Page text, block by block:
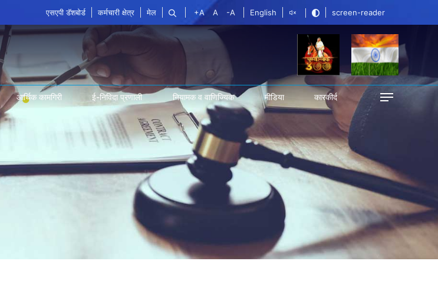
एसएपी डॅशबोर्ड कर्मचारी क्षेत्र मेल +A A -A English screen-reader
आर्थिक कामगिरी ई-निविदा प्रणाली नियामक व वाणिज्यिक मीडिया कारकीर्द